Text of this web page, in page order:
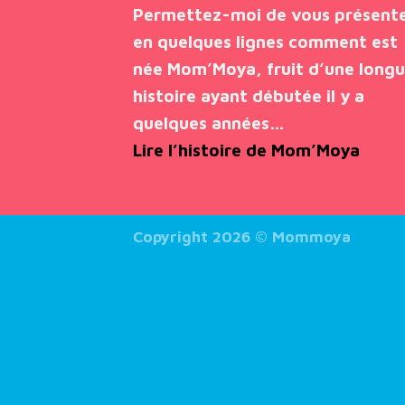
Permettez-moi de vous
en quelques lignes comment est
née Mom’Moya, fruit d’une
histoire ayant débutée il y a
quelques années…
Lire l’histoire de Mom’Moya
Copyright 2026 © Mommoya